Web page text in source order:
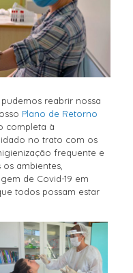
reabrir nossa
Plano de Retorno
completa à
no trato com os
frequente e
ambientes,
de Covid-19 em
todos possam estar